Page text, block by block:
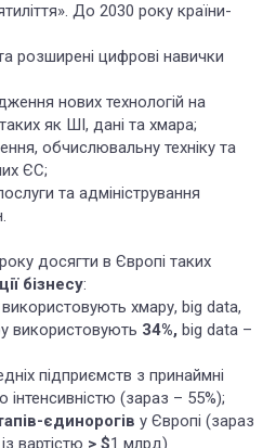
До 2030 року країни-
розширені цифрові навички
нових технологій на
як ШІ, дані та хмара;
обчислювальну техніку та
ЄС;
та адміністрування
досягти в Європі таких
бізнесу:
хмару, big data,
використовують 34%, big data –
підприємств з принаймні
(зараз – 55%);
єдинорогів у Європі (зараз
вартістю > $1 млрд)